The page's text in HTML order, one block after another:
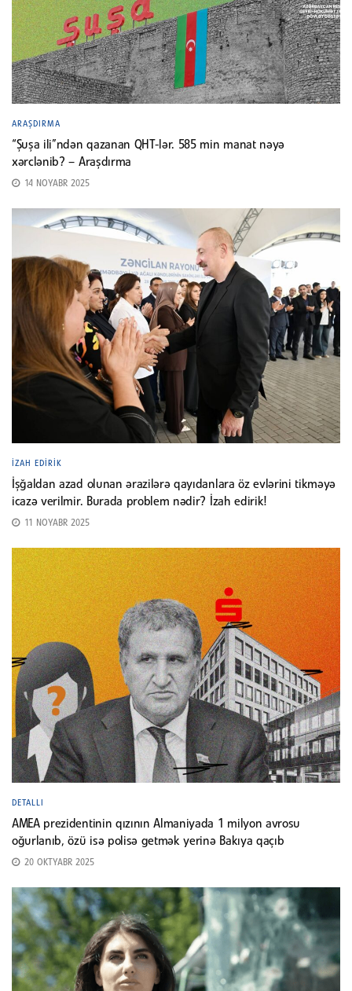
ARAŞDIRMA
“Şuşa ili”ndən qazanan QHT-lər. 585 min manat nəyə
xərclənib? – Araşdırma
14 NOYABR 2025
İZAH EDIRIK
İşğaldan azad olunan ərazilərə qayıdanlara öz evlərini tikməyə
icazə verilmir. Burada problem nədir? İzah edirik!
11 NOYABR 2025
DETALLI
AMEA prezidentinin qızının Almaniyada 1 milyon avrosu
oğurlanıb, özü isə polisə getmək yerinə Bakıya qaçıb
20 OKTYABR 2025